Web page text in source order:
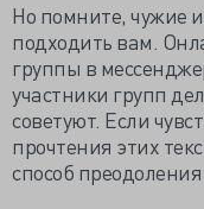
Но помните, чужие
подходить вам.
группы в
участники групп
советуют. Если
прочтения этих
способ